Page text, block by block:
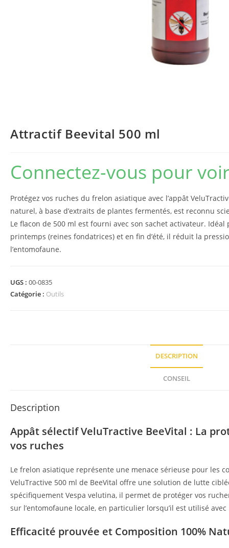
Attractif Beevital 500 ml
Connectez-vous pour
Protégez vos ruches du frelon asiatique avec l’appât
naturel, à base d’extraits de plantes fermentés, est reconnu
Le flacon de 500 ml est fourni avec son sachet activateur.
printemps (reines fondatrices) et en fin d’été, il réduit la
l’entomofaune.
UGS : 00-0835
Catégorie : Outils
DESCRIPTION
CONSEIL
Description
Appât sélectif VeluTractive BeeVital : La
vos ruches
Le frelon asiatique représente une menace sérieuse pour les
VeluTractive 500 ml de BeeVital offre une solution de lutte
spécifiquement Vespa velutina, il permet de protéger vos
sur l’entomofaune locale, en particulier lorsqu’il est utilisé
Efficacité prouvée et Composition 100%